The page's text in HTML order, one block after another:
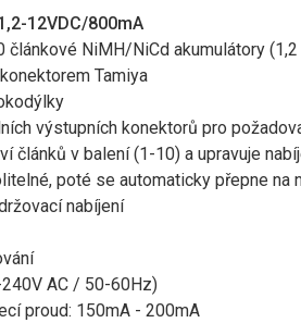
12VDC/800mA
článkové NiMH/NiCd akumulátory
Tamiya
výstupních konektorů pro
článků v balení (1-10) a upravuje
poté se automaticky přepne na
nabíjení
AC / 50-60Hz)
proud: 150mA - 200mA